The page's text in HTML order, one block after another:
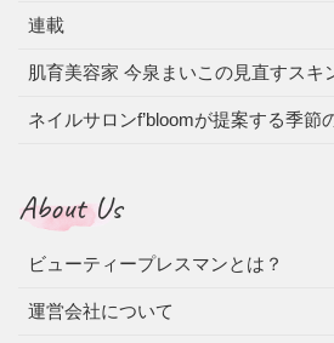
連載
肌育美容家 今泉まいこの見直すスキ
ネイルサロンf’bloomが提案する季節
About Us
ビューティープレスマンとは？
運営会社について